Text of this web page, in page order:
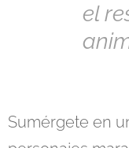
el
Sumérgete en